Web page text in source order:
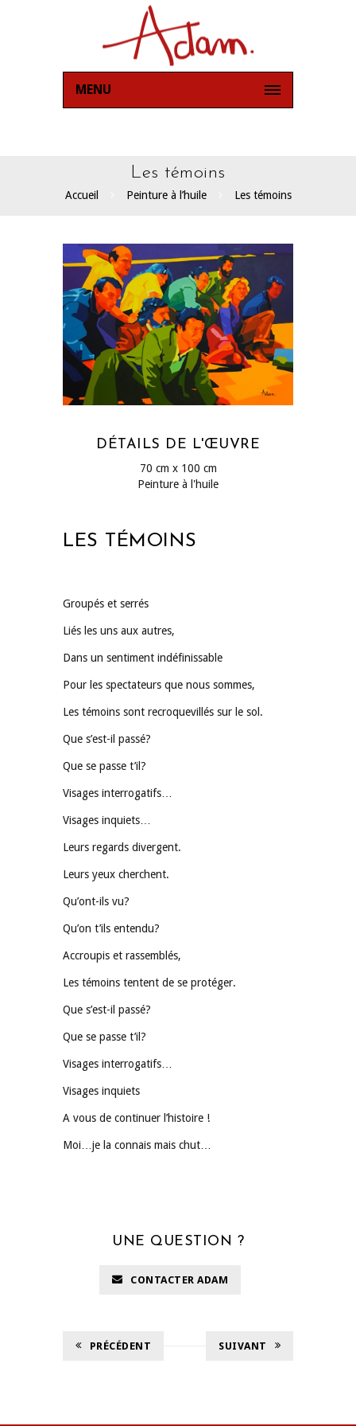
MENU
Les témoins
Accueil Peinture à l’huile Les témoins
DÉTAILS DE L'ŒUVRE
70 cm x 100 cm
Peinture à l'huile
LES TÉMOINS
Groupés et serrés
Liés les uns aux autres,
Dans un sentiment indéfinissable
Pour les spectateurs que nous sommes,
Les témoins sont recroquevillés sur le sol.
Que s’est-il passé?
Que se passe t’il?
Visages interrogatifs…
Visages inquiets…
Leurs regards divergent.
Leurs yeux cherchent.
Qu’ont-ils vu?
Qu’on t’ils entendu?
Accroupis et rassemblés,
Les témoins tentent de se protéger.
Que s’est-il passé?
Que se passe t’il?
Visages interrogatifs…
Visages inquiets
A vous de continuer l’histoire !
Moi…je la connais mais chut…
UNE QUESTION ?
CONTACTER ADAM
PRÉCÉDENT SUIVANT